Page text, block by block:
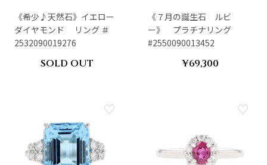
《希少♪天然石》イエロー
ダイヤモンド リング ＃
2532090019276
SOLD OUT
《７月の誕生石 ルビ
ー》 プラチナリング
#2550090013452
¥69,300